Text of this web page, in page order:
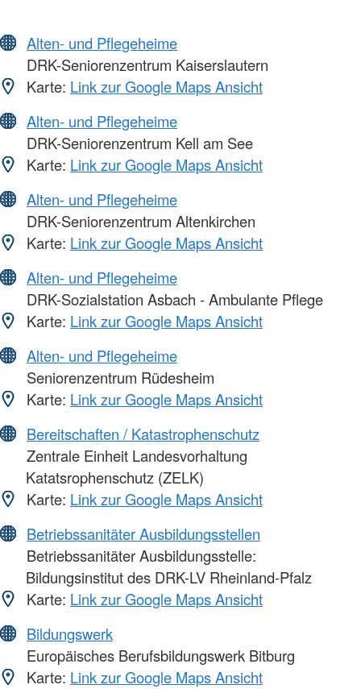
Alten- und Pflegeheime
DRK-Seniorenzentrum Kaiserslautern
Karte: Link zur Google Maps Ansicht
Alten- und Pflegeheime
DRK-Seniorenzentrum Kell am See
Karte: Link zur Google Maps Ansicht
Alten- und Pflegeheime
DRK-Seniorenzentrum Altenkirchen
Karte: Link zur Google Maps Ansicht
Alten- und Pflegeheime
DRK-Sozialstation Asbach - Ambulante Pflege
Karte: Link zur Google Maps Ansicht
Alten- und Pflegeheime
Seniorenzentrum Rüdesheim
Karte: Link zur Google Maps Ansicht
Bereitschaften / Katastrophenschutz
Zentrale Einheit Landesvorhaltung
Katatsrophenschutz (ZELK)
Karte: Link zur Google Maps Ansicht
Betriebssanitäter Ausbildungsstellen
Betriebssanitäter Ausbildungsstelle:
Bildungsinstitut des DRK-LV Rheinland-Pfalz
Karte: Link zur Google Maps Ansicht
Bildungswerk
Europäisches Berufsbildungswerk Bitburg
Karte: Link zur Google Maps Ansicht